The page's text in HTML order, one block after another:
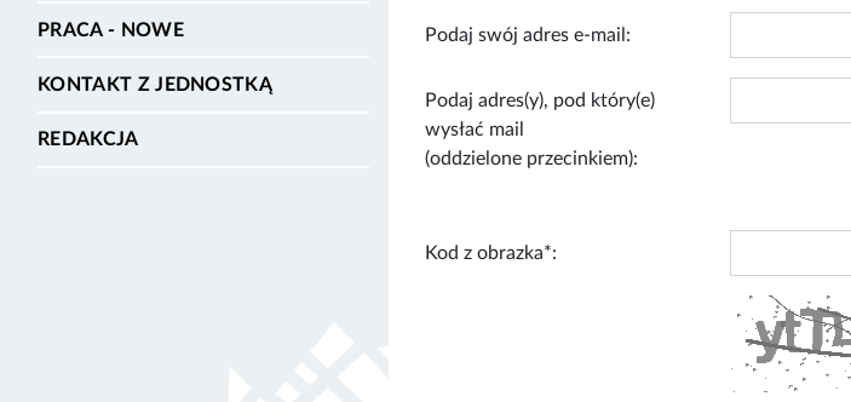
PRACA - NOWE
KONTAKT Z JEDNOSTKĄ
REDAKCJA
Podaj swój adres e-mail:
Podaj adres(y), pod który(e)
wysłać mail
(oddzielone przecinkiem):
Kod z obrazka*: